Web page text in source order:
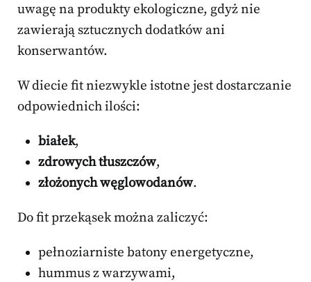
uwagę na produkty ekologiczne, gdyż nie
zawierają sztucznych dodatków ani
konserwantów.
W diecie fit niezwykle istotne jest dostarczanie
odpowiednich ilości:
białek,
zdrowych tłuszczów,
złożonych węglowodanów.
Do fit przekąsek można zaliczyć:
pełnoziarniste batony energetyczne,
hummus z warzywami,